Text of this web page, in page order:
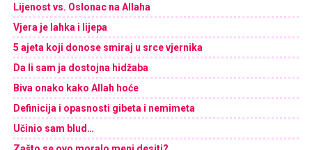
Lijenost vs. Oslonac na Allaha
Vjera je lahka i lijepa
5 ajeta koji donose smiraj u srce vjernika
Da li sam ja dostojna hidžaba
Biva onako kako Allah hoće
Definicija i opasnosti gibeta i nemimeta
Učinio sam blud…